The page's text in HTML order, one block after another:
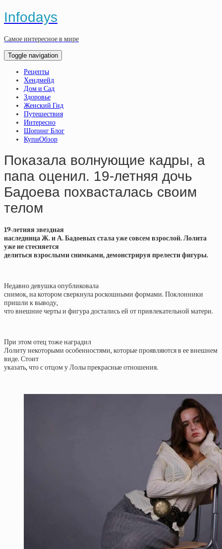
Infodays
Самое интересное в мире
Toggle navigation
Рецепты
Хендмейд
Дом и Сад
Здоровье
Женский Гид
Путешествия
Интересно
Шопинг Блог
КупиОбзор
Показала волнующие кадры, а
папа оценил. 19-летняя дочь
Бадоева похвасталась своим
телом
19-летняя звездная
наследница Ж. и А. Бадоевых стала уже совсем взрослой. Лолита
уже не стесняется
делиться взрослыми снимками, демонстрируя прелести фигуры.
Недавно девушка опубликовала
снимок, на котором сверкнула роскошными формами. Поклонники
пришли к выводу,
что внешние черты и фигура достались ей от привлекательной матери.
При этом отец тоже наградил
Лолиту некоторыми особенностями, которые проявляются в ее внешнем
виде. Стоит
указать, что с отцом у Лолы прекрасные отношения.